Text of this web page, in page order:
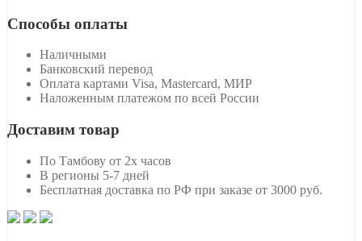
Способы оплаты
Наличными
Банковский перевод
Оплата картами Visa, Mastercard, МИР
Наложенным платежом по всей России
Доставим товар
По Тамбову от 2х часов
В регионы 5-7 дней
Бесплатная доставка по РФ при заказе от 3000 руб.